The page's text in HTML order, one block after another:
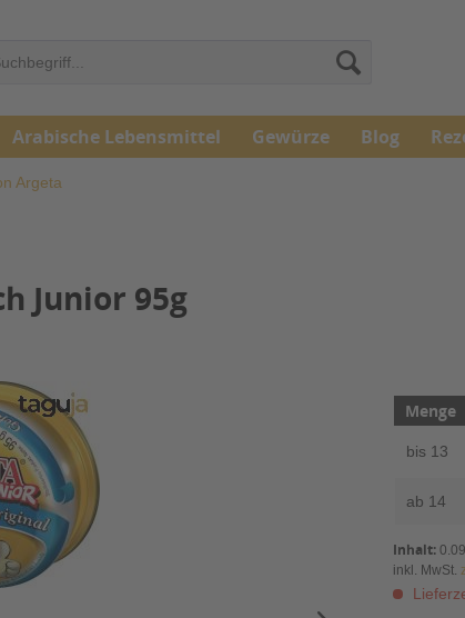
Arabische Lebensmittel Gewürze Blog
Argeta
Junior 95g
Menge
bis 13
ab 14
Inhalt:
inkl. MwSt.